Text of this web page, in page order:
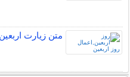
متن زيارت اربعين